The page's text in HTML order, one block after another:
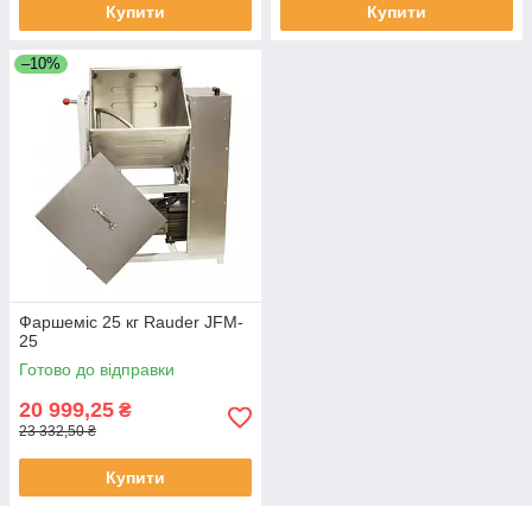
Купити Купити
–10%
Фаршеміс 25 кг Rauder JFM-
25
Готово до відправки
20 999,25 ₴
23 332,50 ₴
Купити